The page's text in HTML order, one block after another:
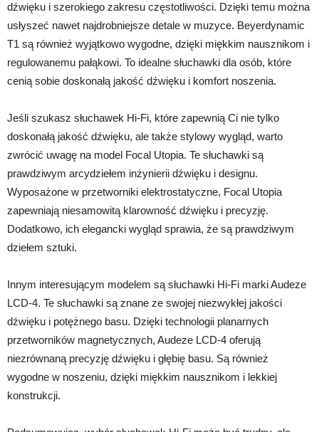
dźwięku i szerokiego zakresu częstotliwości. Dzięki temu można
usłyszeć nawet najdrobniejsze detale w muzyce. Beyerdynamic
T1 są również wyjątkowo wygodne, dzięki miękkim nausznikom i
regulowanemu pałąkowi. To idealne słuchawki dla osób, które
cenią sobie doskonałą jakość dźwięku i komfort noszenia.
Jeśli szukasz słuchawek Hi-Fi, które zapewnią Ci nie tylko
doskonałą jakość dźwięku, ale także stylowy wygląd, warto
zwrócić uwagę na model Focal Utopia. Te słuchawki są
prawdziwym arcydziełem inżynierii dźwięku i designu.
Wyposażone w przetworniki elektrostatyczne, Focal Utopia
zapewniają niesamowitą klarowność dźwięku i precyzję.
Dodatkowo, ich elegancki wygląd sprawia, że są prawdziwym
dziełem sztuki.
Innym interesującym modelem są słuchawki Hi-Fi marki Audeze
LCD-4. Te słuchawki są znane ze swojej niezwykłej jakości
dźwięku i potężnego basu. Dzięki technologii planarnych
przetworników magnetycznych, Audeze LCD-4 oferują
niezrównaną precyzję dźwięku i głębię basu. Są również
wygodne w noszeniu, dzięki miękkim nausznikom i lekkiej
konstrukcji.